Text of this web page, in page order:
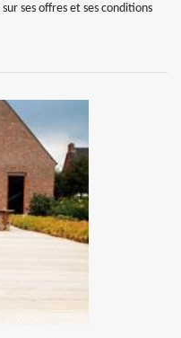
ses offres et ses conditions